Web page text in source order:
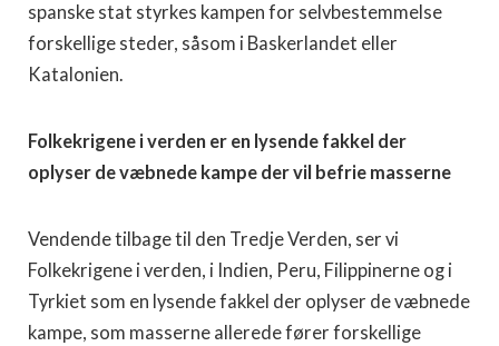
spanske stat styrkes kampen for selvbestemmelse
forskellige steder, såsom i Baskerlandet eller
Katalonien.
Folkekrigene i verden er en lysende fakkel der
oplyser de væbnede kampe der vil befrie masserne
Vendende tilbage til den Tredje Verden, ser vi
Folkekrigene i verden, i Indien, Peru, Filippinerne og i
Tyrkiet som en lysende fakkel der oplyser de væbnede
kampe, som masserne allerede fører forskellige